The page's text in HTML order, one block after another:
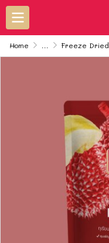
Home Freeze Dried